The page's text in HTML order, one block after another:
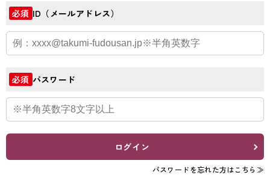
必須 ID（メールアドレス）
必須 パスワード
ログイン
パスワードを忘れた方はこちら≫